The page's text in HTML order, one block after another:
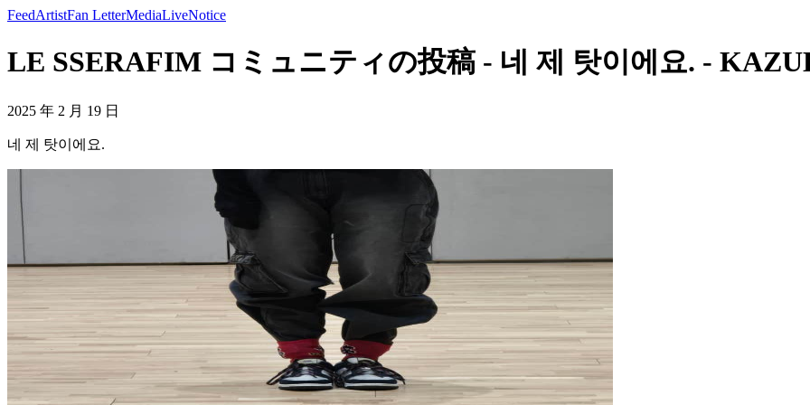
FeedArtistFan LetterMediaLiveNotice
LE SSERAFIM コミュニティの投稿 - 네 제 탓이에요. -
2025 年 2 月 19 日
네 제 탓이에요.